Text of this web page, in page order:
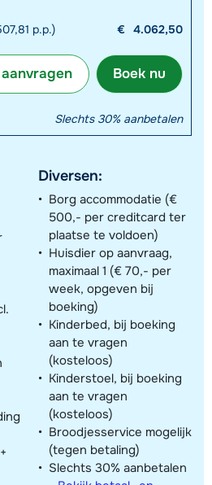
p.p.) € 4.062,50
Boek nu
Slechts 30% aanbetalen
Diversen:
Borg accommodatie (€
500,- per creditcard ter
plaatse te voldoen)
Huisdier op aanvraag,
maximaal 1 (€ 70,- per
week, opgeven bij
boeking)
Kinderbed, bij boeking
aan te vragen
(kosteloos)
Kinderstoel, bij boeking
aan te vragen
(kosteloos)
Broodjesservice mogelijk
(tegen betaling)
Slechts 30% aanbetalen